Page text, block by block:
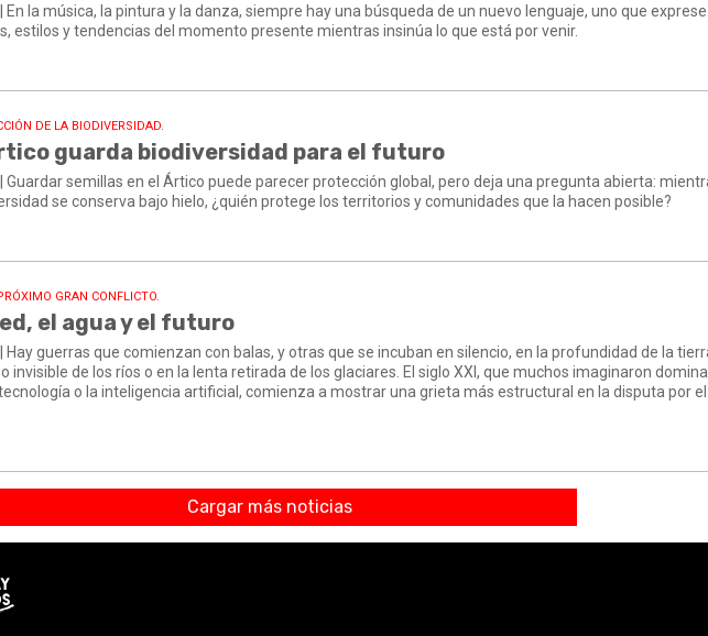
| En la música, la pintura y la danza, siempre hay una búsqueda de un nuevo lenguaje, uno que
estilos y tendencias del momento presente mientras insinúa lo que está por venir.
DE LA BIODIVERSIDAD.
guarda biodiversidad para el futuro
| Guardar semillas en el Ártico puede parecer protección global, pero deja una pregunta abierta:
se conserva bajo hielo, ¿quién protege los territorios y comunidades que la hacen posible?
GRAN CONFLICTO.
el agua y el futuro
| Hay guerras que comienzan con balas, y otras que se incuban en silencio, en la profundidad de la
invisible de los ríos o en la lenta retirada de los glaciares. El siglo XXI, que muchos imaginaron
o la inteligencia artificial, comienza a mostrar una grieta más estructural en la disputa por el
Cargar más noticias